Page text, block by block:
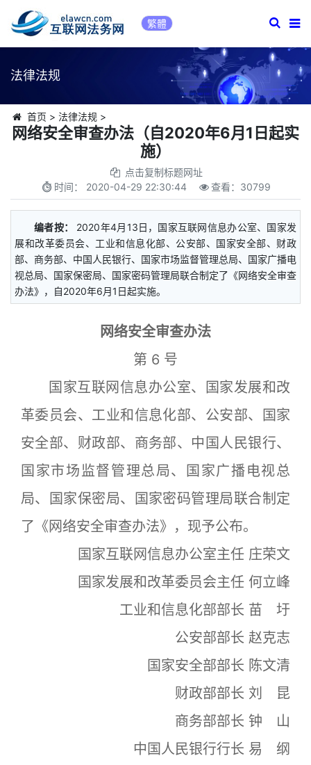
繁體
法律法规
首页 > 法律法规 >
网络安全审查办法（自2020年6月1日起实
施）
点击复制标题网址
时间： 2020-04-29 22:30:44 查看： 30799
编者按：
2020年4月13日，国家互联网信息办公室、国家发
展和改革委员会、工业和信息化部、公安部、国家安全部、财政
部、商务部、中国人民银行、国家市场监督管理总局、国家广播电
视总局、国家保密局、国家密码管理局联合制定了《网络安全审查
办法》，自2020年6月1日起实施。
网络安全审查办法
第 6 号
国家互联网信息办公室、国家发展和改
革委员会、工业和信息化部、公安部、国家
安全部、财政部、商务部、中国人民银行、
国家市场监督管理总局、国家广播电视总
局、国家保密局、国家密码管理局联合制定
了《网络安全审查办法》，现予公布。
国家互联网信息办公室主任 庄荣文
国家发展和改革委员会主任 何立峰
工业和信息化部部长 苗 圩
公安部部长 赵克志
国家安全部部长 陈文清
财政部部长 刘 昆
商务部部长 钟 山
中国人民银行行长 易 纲